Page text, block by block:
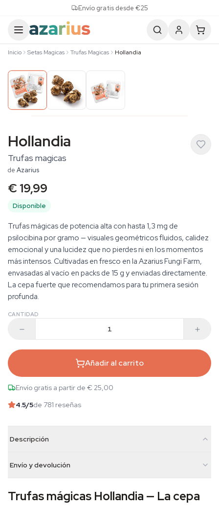
Envío gratis desde €25
Inicio Setas Magicas Trufas Magicas Hollandia
Hollandia
Trufas magicas
de Azarius
€ 19,99
Disponible
Trufas mágicas de potencia alta con hasta 1,3 mg de
psilocibina por gramo — visuales geométricos fluidos, calidez
emocional y una lucidez que no pierdes ni en los momentos
más intensos. Cultivadas en fresco en la Azarius Fungi Farm,
envasadas al vacío en packs de 15 g y enviadas directamente.
La cepa fuerte que recomendamos para tu primera sesión
profunda.
CANTIDAD
Añadir al carrito
Envío gratis a partir de € 25,00
4.5/5de 781 reseñas
Descripción
Envío y devolución
Trufas mágicas Hollandia — La cepa